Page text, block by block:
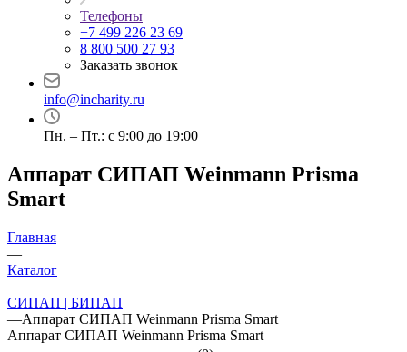
Телефоны
+7 499 226 23 69
8 800 500 27 93
Заказать звонок
info@incharity.ru
Пн. – Пт.: с 9:00 до 19:00
Аппарат СИПАП Weinmann Prisma
Smart
Главная
—
Каталог
—
СИПАП | БИПАП
—Аппарат СИПАП Weinmann Prisma Smart
Аппарат СИПАП Weinmann Prisma Smart